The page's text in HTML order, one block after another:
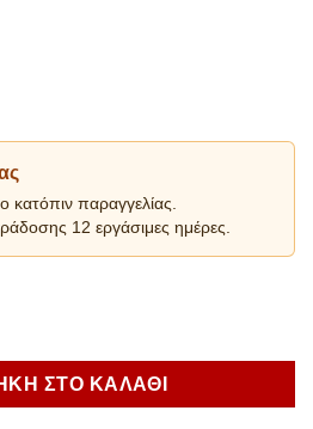
κατόπιν παραγγελίας.
12 εργάσιμες ημέρες.
support iphone 6/7/8
ΣΤΟ ΚΑΛΑΘΙ